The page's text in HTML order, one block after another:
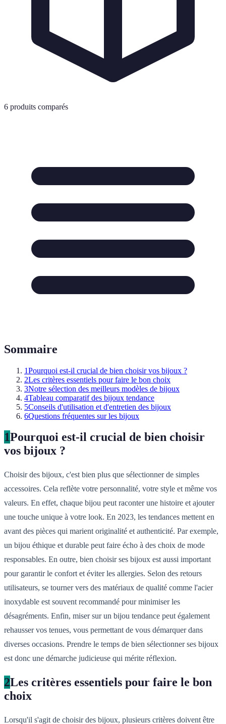
6 produits comparés
Sommaire
1Pourquoi est-il crucial de bien choisir vos bijoux ?
2Les critères essentiels pour faire le bon choix
3Notre sélection des meilleurs modèles de bijoux
4Tableau comparatif des bijoux tendance
5Conseils d'utilisation et d'entretien des bijoux
6Questions fréquentes sur les bijoux
1Pourquoi est-il crucial de bien choisir
vos bijoux ?
Choisir des bijoux, c'est bien plus que sélectionner de simples
accessoires. Cela reflète votre personnalité, votre style et même vos
valeurs. En effet, chaque bijou peut raconter une histoire et ajouter
une touche unique à votre look. En 2023, les tendances mettent en
avant des pièces qui marient originalité et authenticité. Par exemple,
un bijou éthique et durable peut faire écho à des choix de mode
responsables. En outre, bien choisir ses bijoux est aussi important
pour garantir le confort et éviter les allergies. Selon des retours
utilisateurs, se tourner vers des matériaux de qualité comme l'acier
inoxydable est souvent recommandé pour minimiser les
désagréments. Enfin, miser sur un bijou tendance peut également
rehausser vos tenues, vous permettant de vous démarquer dans
diverses occasions. Prendre le temps de bien sélectionner ses bijoux
est donc une démarche judicieuse qui mérite réflexion.
2Les critères essentiels pour faire le bon
choix
Lorsqu'il s'agit de choisir des bijoux, plusieurs critères doivent être